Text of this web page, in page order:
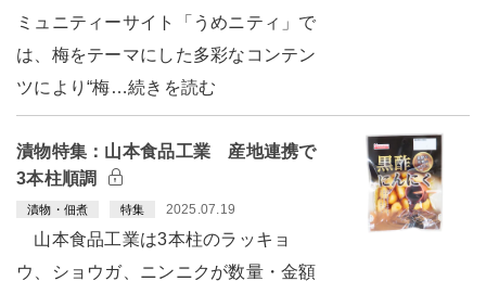
ミュニティーサイト「うめニティ」で
は、梅をテーマにした多彩なコンテン
ツにより“梅…続きを読む
漬物特集：山本食品工業 産地連携で
3本柱順調
漬物・佃煮 特集 2025.07.19
山本食品工業は3本柱のラッキョ
ウ、ショウガ、ニンニクが数量・金額